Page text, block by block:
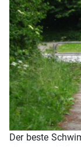
Der beste